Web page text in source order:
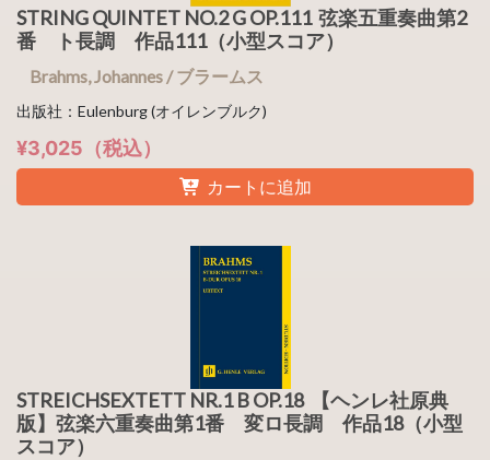
STRING QUINTET NO.2 G OP.111 弦楽五重奏曲第2
番 ト長調 作品111（小型スコア）
Brahms, Johannes / ブラームス
出版社：Eulenburg (オイレンブルク)
¥3,025（税込）
カートに追加
STREICHSEXTETT NR.1 B OP.18 【ヘンレ社原典
版】弦楽六重奏曲第1番 変ロ長調 作品18（小型
スコア）